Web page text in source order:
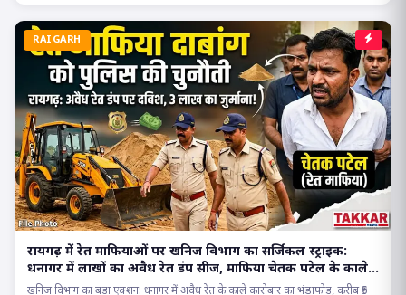
RAIGARH
रायगढ़ में रेत माफियाओं पर खनिज विभाग का सर्जिकल स्ट्राइक:
धनागर में लाखों का अवैध रेत डंप सीज, माफिया चेतक पटेल के काले
साम्राज्य पर प्रहार..
खनिज विभाग का बड़ा एक्शन: धनागर में अवैध रेत के काले कारोबार का भंडाफोड़, करीब ₹5